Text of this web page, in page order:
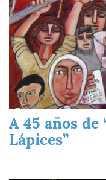
A 45 años de
Lápices”